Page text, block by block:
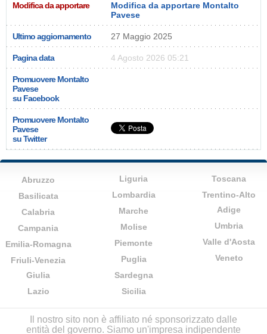
Modifica da apportare
Modifica da apportare Montalto
Pavese
Ultimo aggiornamento 27 Maggio 2025
Pagina data 4 Agosto 2026 05:21
Promuovere Montalto
Pavese
su Facebook
Promuovere Montalto
Pavese
su Twitter
Abruzzo
Basilicata
Calabria
Campania
Emilia-Romagna
Friuli-Venezia
Giulia
Lazio
Liguria
Lombardia
Marche
Molise
Piemonte
Puglia
Sardegna
Sicilia
Toscana
Trentino-Alto
Adige
Umbria
Valle d'Aosta
Veneto
Il nostro sito non è affiliato né sponsorizzato dalle
entità del governo. Siamo un'impresa indipendente